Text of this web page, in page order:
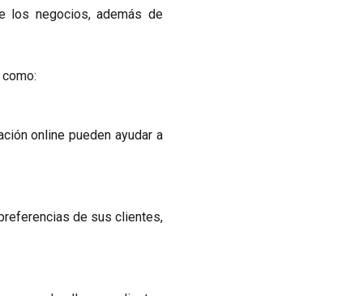
los negocios, además de
online pueden ayudar a
de sus clientes,